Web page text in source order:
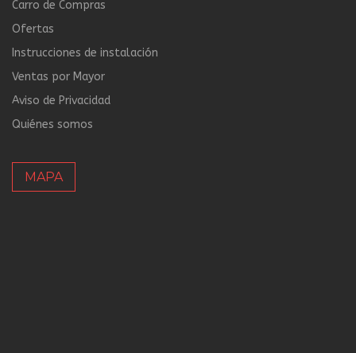
Carro de Compras
Ofertas
Instrucciones de instalación
Ventas por Mayor
Aviso de Privacidad
Quiénes somos
MAPA